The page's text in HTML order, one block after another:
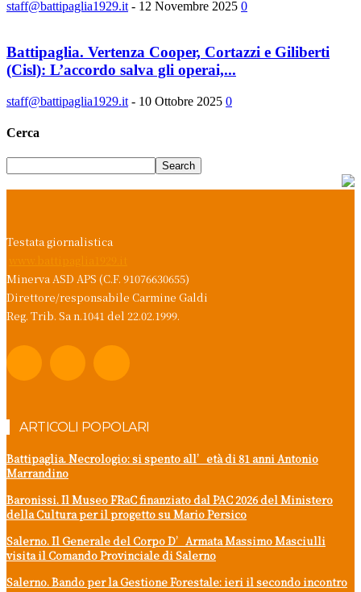
staff@battipaglia1929.it - 12 Novembre 2025 0
Battipaglia. Vertenza Cooper, Cortazzi e Giliberti
(Cisl): L’accordo salva gli operai,...
staff@battipaglia1929.it - 10 Ottobre 2025 0
Cerca
Testata giornalistica
Minerva ASD APS (C.F. 91076630655)
Direttore/responsabile Carmine Galdi
Reg. Trib. Sa n.1041 del 22.02.1999.
ARTICOLI POPOLARI
Battipaglia. Necrologio: si spento all’età di 81 anni Antonio
Marrandino
Baronissi. Il Museo FRaC finanziato dal PAC 2026 del Ministero
della Cultura per il progetto su Mario Persico
Salerno. Il Generale del Corpo D’Armata Massimo Masciulli
visita il Comando Provinciale di Salerno
Salerno. Bando per la Gestione Forestale: ieri il secondo incontro